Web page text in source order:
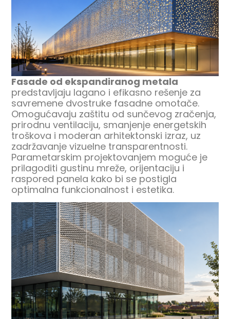
Fasade od ekspandiranog metala
predstavljaju lagano i efikasno rešenje za
savremene dvostruke fasadne omotače.
Omogućavaju zaštitu od sunčevog zračenja,
prirodnu ventilaciju, smanjenje energetskih
troškova i moderan arhitektonski izraz, uz
zadržavanje vizuelne transparentnosti.
Parametarskim projektovanjem moguće je
prilagoditi gustinu mreže, orijentaciju i
raspored panela kako bi se postigla
optimalna funkcionalnost i estetika.